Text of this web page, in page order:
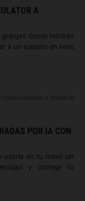
A
granjas donde tendrás
a un asesino en serie
POR IA CON
usarla en tu móvil sin
y protege tu